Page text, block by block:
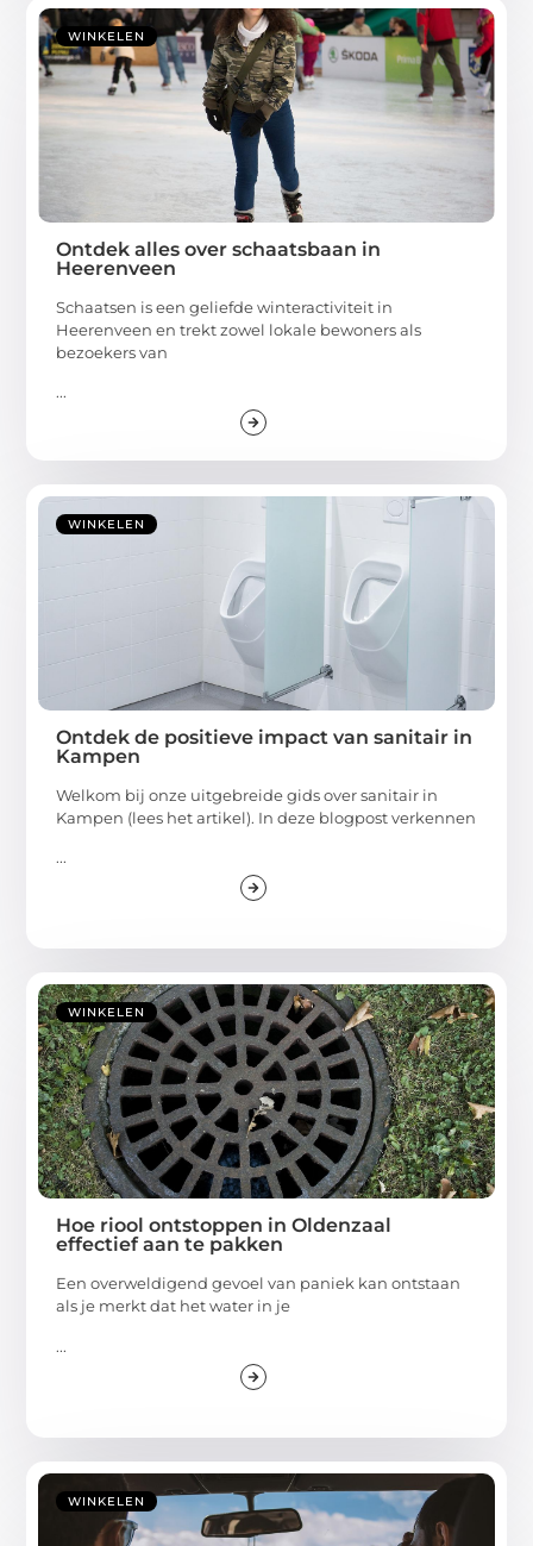
WINKELEN
Ontdek alles over schaatsbaan in
Heerenveen
Schaatsen is een geliefde winteractiviteit in
Heerenveen en trekt zowel lokale bewoners als
bezoekers van
...
WINKELEN
Ontdek de positieve impact van sanitair in
Kampen
Welkom bij onze uitgebreide gids over sanitair in
Kampen (lees het artikel). In deze blogpost verkennen
...
WINKELEN
Hoe riool ontstoppen in Oldenzaal
effectief aan te pakken
Een overweldigend gevoel van paniek kan ontstaan
als je merkt dat het water in je
...
WINKELEN